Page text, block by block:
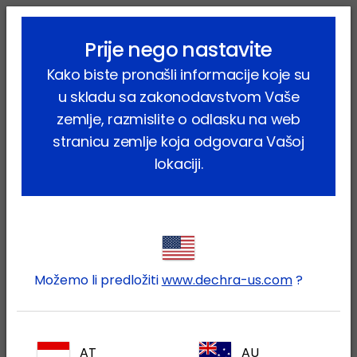
lock_outline search menu
Proizvodi
Fosfofertil
lockPrijavite se na Vaš Dechra
Prije nego nastavite
Kako biste pronašli informacije koje su
u skladu sa zakonodavstvom Vaše
zemlje, razmislite o odlasku na web
stranicu zemlje koja odgovara Vašoj
lokaciji.
Možemo li predložitiwww.dechra-us.com?
AT AU